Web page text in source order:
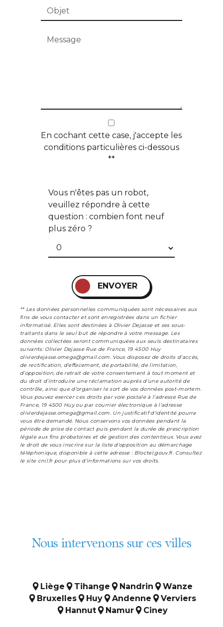
En cochant cette case, j'accepte les
conditions particulières ci-dessous
**
Vous n'êtes pas un robot,
veuillez répondre à cette
question : combien font neuf
plus zéro ?
ENVOYER
** Les données personnelles communiquées sont nécessaires aux
fins de vous contacter et sont enregistrées dans un fichier
informatisé. Elles sont destinées à Olivier Dejasse et ses sous-
traitants dans le seul but de répondre à votre message. Les
données collectées seront communiquées aux seuls destinataires
suivants: Olivier Dejasse Rue de France, 19 4500 Huy
olivierdejasse.omega@gmail.com. Vous disposez de droits d’accès,
de rectification, d’effacement, de portabilité, de limitation,
d’opposition, de retrait de votre consentement à tout moment et
du droit d’introduire une réclamation auprès d’une autorité de
contrôle, ainsi que d’organiser le sort de vos données post-mortem.
Vous pouvez exercer ces droits par voie postale à l'adresse Rue de
France, 19 4500 Huy ou par courrier électronique à l'adresse
olivierdejasse.omega@gmail.com. Un justificatif d'identité pourra
vous être demandé. Nous conservons vos données pendant la
période de prise de contact puis pendant la durée de prescription
légale aux fins probatoires et de gestion des contentieux. Vous avez
le droit de vous inscrire sur la liste d'opposition au démarchage
téléphonique, disponible à cette adresse : Bloctel.gouv.fr. Consultez
le site cnil.fr pour plus d’informations sur vos droits.
Nous intervenons sur ces villes
Liège Tihange Nandrin
Wanze
Bruxelles
Huy Andenne
Verviers
Hannut
Namur Ciney